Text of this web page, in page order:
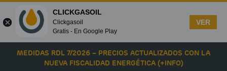
Skip to main content
MEDIDAS RDL 7/2026 – PRECIOS ACTUALIZADOS CON LA
NUEVA FISCALIDAD ENERGÉTICA (+INFO)
CLICKGASOIL
Clickgasoil
Gratis - En Google Play
VER